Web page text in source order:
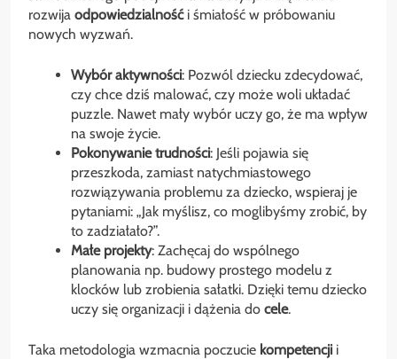
rozwija odpowiedzialnośći śmiałość w próbowaniu
nowych wyzwań.
Wybór aktywności: Pozwól dziecku zdecydować,
czy chce dziś malować, czy może woli układać
puzzle. Nawet mały wybór uczy go, że ma wpływ
na swoje życie.
Pokonywanie trudności: Jeśli pojawia się
przeszkoda, zamiast natychmiastowego
rozwiązywania problemu za dziecko, wspieraj je
pytaniami: „Jak myślisz, co moglibyśmy zrobić, by
to zadziałało?”.
Małe projekty: Zachęcaj do wspólnego
planowania np. budowy prostego modelu z
klocków lub zrobienia sałatki. Dzięki temu dziecko
uczy się organizacji i dążenia do cele.
Taka metodologia wzmacnia poczucie kompetencji i